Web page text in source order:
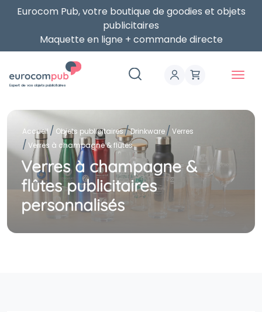
Eurocom Pub, votre boutique de goodies et objets
publicitaires
Maquette en ligne + commande directe
Expert de vos objets publicitaires
Accueil Objets publicitaires Drinkware
Verres
Verres à champagne & flûtes
Verres à champagne &
flûtes publicitaires
personnalisés